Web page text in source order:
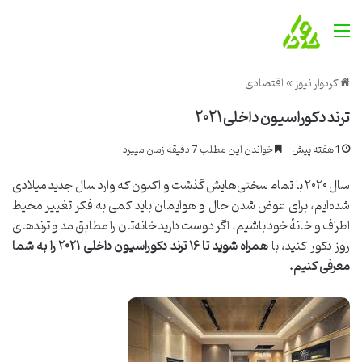
منو
کردوار نیوز»اقتصادی
ترند دکوراسیون داخلی ۲۰۲۱
1 هفته پیش خواندن این مطلب 7 دقیقه زمان میبرد
سال ۲۰۲۰ با تمام سختی‌هایش گذشت و اکنون که وارد سال جدید میلادی
شده‌ایم، برای عوض شدن حال و هوایمان باید کمی به فکر تغییر محیط
اطراف و خانهٔ خود باشیم. اگر دوست دارید خانه‌تان را مطابق مد و ترندهای
روز دکور کنید، باهمراه شوید تا۱۶ترند دکوراسیون داخلی۲۰۲۱را به شما
معرفی کنیم.